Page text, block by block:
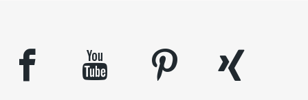
facebook youtube pinterest
xing